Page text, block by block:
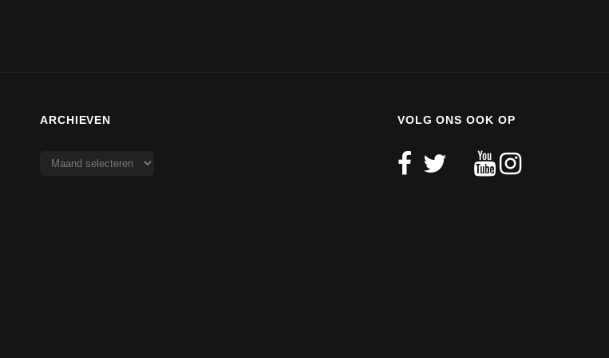
ARCHIEVEN
Archieven
VOLG ONS OOK OP
facebook
twitter
mailyoutube
instagram